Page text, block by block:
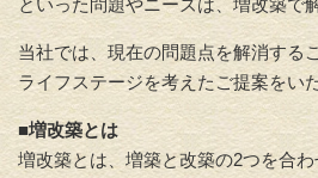
といった問題やニーズは、増改築で
当社では、現在の問題点を解消する
ライフステージを考えたご提案をい
■増改築とは
増改築とは、増築と改築の2つを合わ